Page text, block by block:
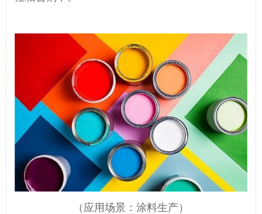
（应用场景：涂料生产）